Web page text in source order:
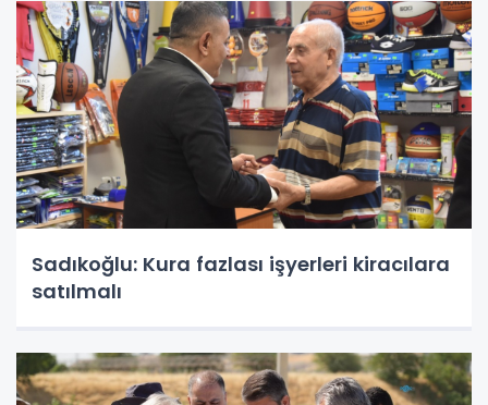
Sadıkoğlu: Kura fazlası işyerleri kiracılara
satılmalı